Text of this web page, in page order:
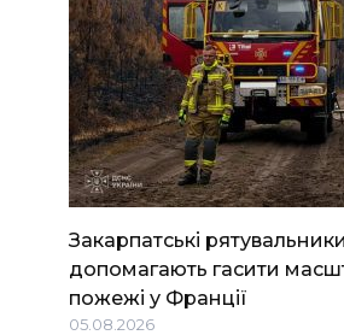
Закарпатські рятувальники
допомагають гасити
пожежі у Франції
05.08.2026